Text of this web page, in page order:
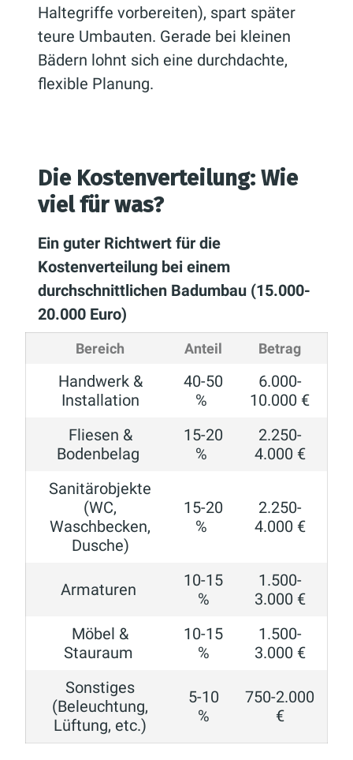
Haltegriffe vorbereiten), spart später
teure Umbauten. Gerade bei kleinen
Bädern lohnt sich eine durchdachte,
flexible Planung.
Die Kostenverteilung: Wie
viel für was?
Ein guter Richtwert für die
Kostenverteilung bei einem
durchschnittlichen Badumbau (15.000-
20.000 Euro)
Bereich Anteil Betrag
Handwerk &
Installation
40-50
%
6.000-
10.000 €
Fliesen &
Bodenbelag
15-20
%
2.250-
4.000 €
Sanitärobjekte
(WC,
Waschbecken,
Dusche)
15-20
%
2.250-
4.000 €
Armaturen
10-15
%
1.500-
3.000 €
Möbel &
Stauraum
10-15
%
1.500-
3.000 €
Sonstiges
(Beleuchtung,
Lüftung, etc.)
5-10
%
750-2.000
€